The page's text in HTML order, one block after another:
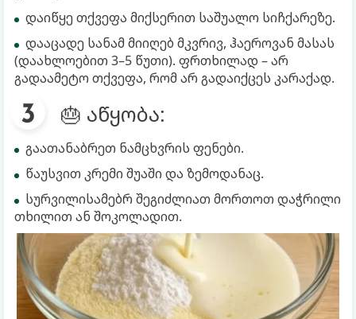
დაიწყე თქვეფა მიქსერით საშუალო სიჩქარეზე.
დააცადე სანამ მიიღებ მკვრივ, ჰაეროვან მასას
(დაახლოებით 3–5 წუთი). ფრთხილად – არ
გადაამეტო თქვეფა, რომ არ გადაიქცეს კარაქად.
🎂 აწყობა:
გაათანაბრეთ ნამცხვრის ფენები.
წაუსვით კრემი შუაში და ზემოდანაც.
სურვილისამებრ შეგიძლიათ მორთოთ დაჭრილი
თხილით ან შოკოლადით.